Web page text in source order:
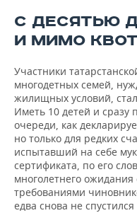
ВОДНЫЕ ВИДЫ
ХОККЕЙ С МЯЧОМ
ОБРАЗОВАНИЕ
ПРОИСШЕСТВИЯ
С ДЕСЯТЬЮ
И МИМО
Участники
многодетных семей,
жилищных условий,
Иметь 10 детей и сразу
очереди, как
но только для редких
испытавший на себе
сертификата, по его
многолетнего
требованиями
едва снова не спустился